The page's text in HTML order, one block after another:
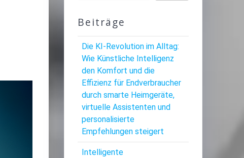
Beiträge
Die KI-Revolution im Alltag:
Wie Künstliche Intelligenz
den Komfort und die
Effizienz für Endverbraucher
durch smarte Heimgeräte,
virtuelle Assistenten und
personalisierte
Empfehlungen steigert
Intelligente